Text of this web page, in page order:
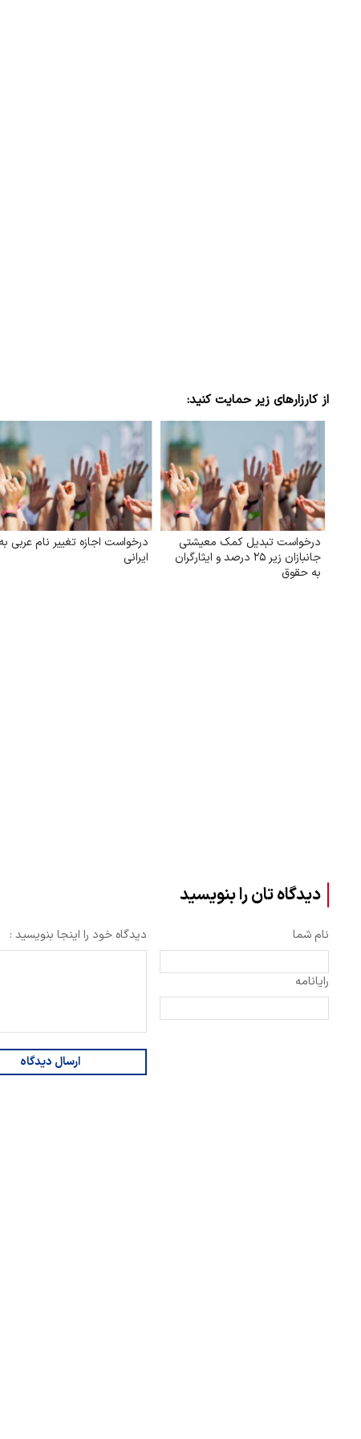
از کارزارهای زیر حمایت کنید:
درخواست تبدیل کمک معیشتی
جانبازان زیر ۲۵ درصد و ایثارگران
به حقوق
درخواست اجازه تغییر نام عربی به
ایرانی
دیدگاه تان را بنویسید
نام شما
رایانامه
دیدگاه خود را اینجا بنویسید :
ارسال دیدگاه